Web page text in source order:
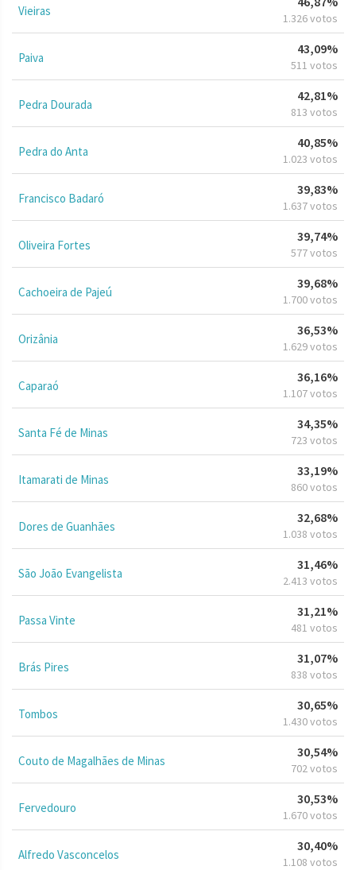
Vieiras 1.326 votos
Paiva
43,09%
511 votos
Pedra Dourada
42,81%
813 votos
Pedra do Anta
40,85%
1.023 votos
Francisco Badaró
39,83%
1.637 votos
Oliveira Fortes
39,74%
577 votos
Cachoeira de Pajeú
39,68%
1.700 votos
Orizânia
36,53%
1.629 votos
Caparaó
36,16%
1.107 votos
Santa Fé de Minas
34,35%
723 votos
Itamarati de Minas
33,19%
860 votos
Dores de Guanhães
32,68%
1.038 votos
São João Evangelista
31,46%
2.413 votos
Passa Vinte
31,21%
481 votos
Brás Pires
31,07%
838 votos
Tombos
30,65%
1.430 votos
Couto de Magalhães de Minas
30,54%
702 votos
Fervedouro
30,53%
1.670 votos
Alfredo Vasconcelos
30,40%
1.108 votos